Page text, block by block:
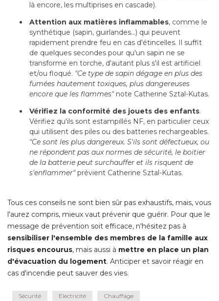
là encore, les multiprises en cascade).
Attention aux matières inflammables, comme le
synthétique (sapin, guirlandes...) qui peuvent
rapidement prendre feu en cas d'étincelles. Il suffit
de quelques secondes pour qu'un sapin ne se
transforme en torche, d'autant plus s'il est artificiel
et/ou floqué. "Ce type de sapin dégage en plus des
fumées hautement toxiques, plus dangereuses
encore que les flammes" note Catherine Sztal-Kutas.
Vérifiez la conformité des jouets des enfants.
Vérifiez qu'ils sont estampillés NF, en particulier ceux
qui utilisent des piles ou des batteries rechargeables.
"Ce sont les plus dangereux. S'ils sont défectueux, ou
ne répondent pas aux normes de sécurité, le boitier
de la batterie peut surchauffer et ils risquent de
s'enflammer" prévient Catherine Sztal-Kutas.
Tous ces conseils ne sont bien sûr pas exhaustifs, mais, vous
l'aurez compris, mieux vaut prévenir que guérir. Pour que le
message de prévention soit efficace, n'hésitez pas à
sensibiliser l'ensemble des membres de la famille aux
risques encourus, mais aussi à mettre en place un plan
d'évacuation du logement. Anticiper et savoir réagir en
cas d'incendie peut sauver des vies.
Sécurité Electricité
Chauffage